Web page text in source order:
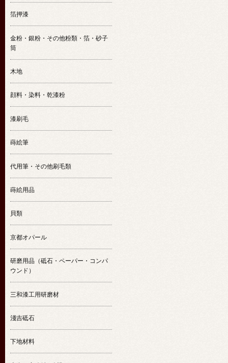
箔押漆
金粉・銀粉・その他粉類・箔・砂子
筒
木地
顔料・染料・乾漆粉
漆刷毛
蒔絵筆
代用筆・その他刷毛類
蒔絵用品
貝類
京都オパール
研磨用品（砥石・ペーパー・コンパ
ウンド）
三和漆工用研磨材
淺吉砥石
下地材料